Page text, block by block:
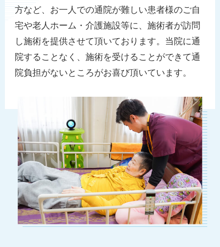
方など、お一人での通院が難しい患者様のご自
宅や老人ホーム・介護施設等に、施術者が訪問
し施術を提供させて頂いております。当院に通
院することなく、施術を受けることができて通
院負担がないところがお喜び頂いています。